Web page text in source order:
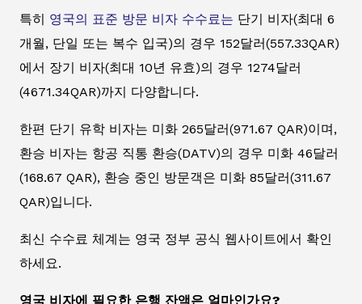
특히 영국의 표준 방문 비자 수수료는 단기 비자(최대 6
개월, 단일 또는 복수 입국)의 경우 152달러(557.33QAR)
에서 장기 비자(최대 10년 유효)의 경우 1274달러
(4671.34QAR)까지 다양합니다.
한편 단기 유학 비자는 미화 265달러(971.67 QAR)이며,
환승 비자는 항공 직통 환승(DATV)의 경우 미화 46달러
(168.67 QAR), 환승 중인 방문객은 미화 85달러(311.67
QAR)입니다.
최신 수수료 체계는 영국 정부 공식 웹사이트에서 확인
하세요.
영국 비자에 필요한 은행 잔액은 얼마인가요?